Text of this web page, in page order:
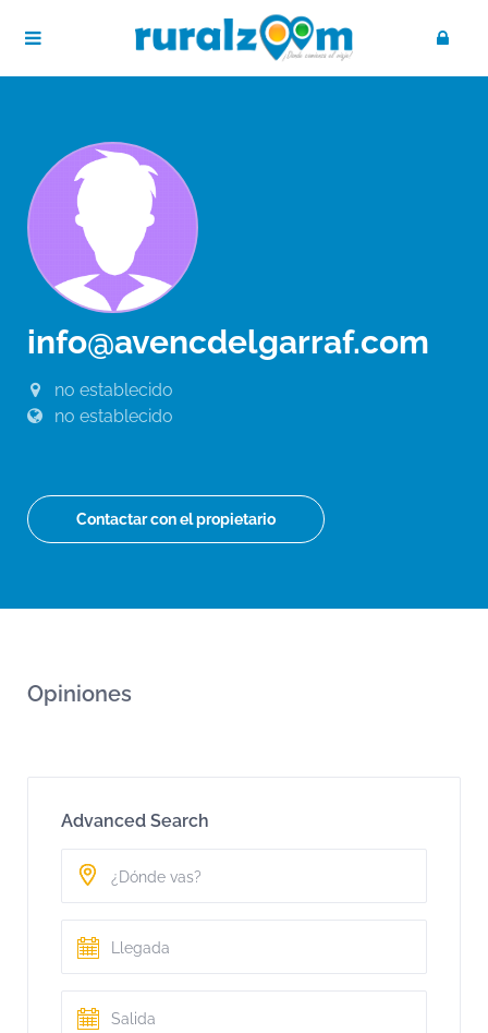
info@avencdelgarraf.com
no establecido
no establecido
Contactar con el propietario
Opiniones
Advanced Search